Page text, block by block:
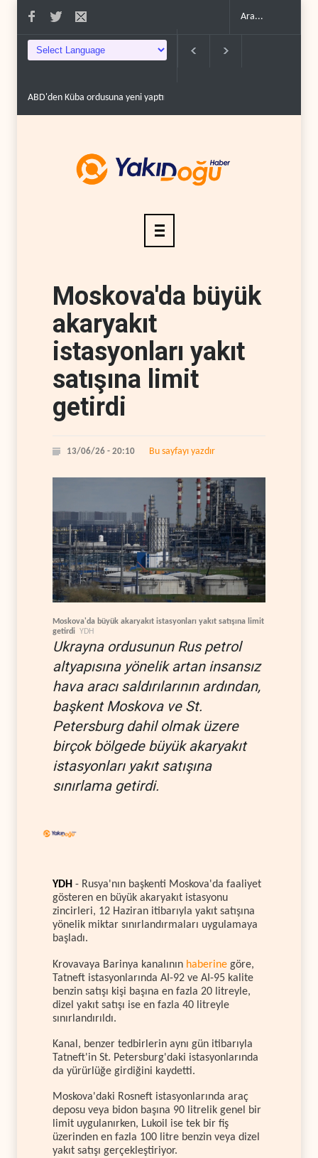
ABD'den Küba ordusuna yeni yaptırımlar..
Moskova'da büyük
akaryakıt
istasyonları yakıt
satışına limit
getirdi
13/06/26 - 20:10 Bu sayfayı yazdır
Moskova'da büyük akaryakıt istasyonları yakıt satışına limit
getirdi YDH
Ukrayna ordusunun Rus petrol
altyapısına yönelik artan insansız
hava aracı saldırılarının ardından,
başkent Moskova ve St.
Petersburg dahil olmak üzere
birçok bölgede büyük akaryakıt
istasyonları yakıt satışına
sınırlama getirdi.
YDH - Rusya'nın başkenti Moskova'da faaliyet
gösteren en büyük akaryakıt istasyonu
zincirleri, 12 Haziran itibarıyla yakıt satışına
yönelik miktar sınırlandırmaları uygulamaya
başladı.
Krovavaya Barinya kanalının haberine göre,
Tatneft istasyonlarında AI-92 ve AI-95 kalite
benzin satışı kişi başına en fazla 20 litreyle,
dizel yakıt satışı ise en fazla 40 litreyle
sınırlandırıldı.
Kanal, benzer tedbirlerin aynı gün itibarıyla
Tatneft'in St. Petersburg'daki istasyonlarında
da yürürlüğe girdiğini kaydetti.
Moskova'daki Rosneft istasyonlarında araç
deposu veya bidon başına 90 litrelik genel bir
limit uygulanırken, Lukoil ise tek bir fiş
üzerinden en fazla 100 litre benzin veya dizel
yakıt satışı gerçekleştiriyor.